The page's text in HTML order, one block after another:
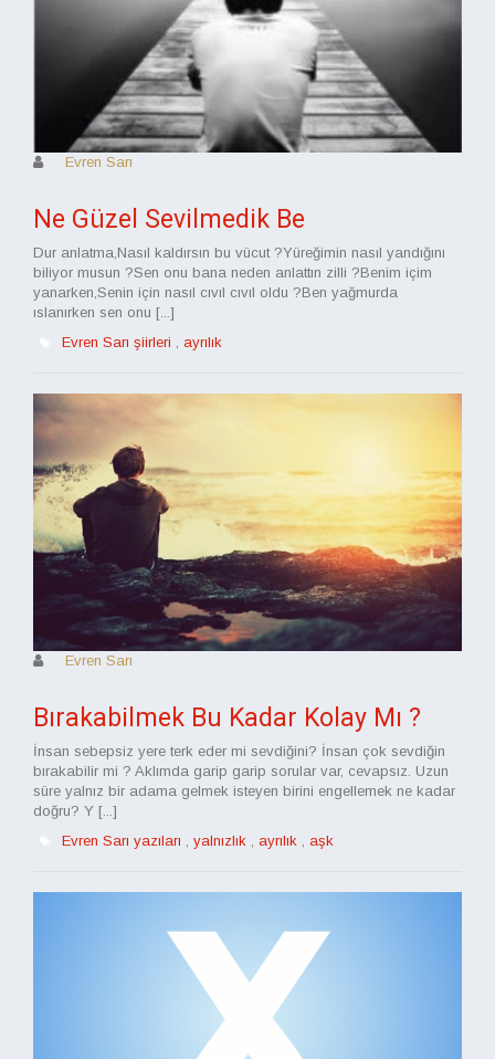
Evren Sarı
Ne Güzel Sevilmedik Be
Dur anlatma,Nasıl kaldırsın bu vücut ?Yüreğimin nasıl yandığını
biliyor musun ?Sen onu bana neden anlattın zilli ?Benim içim
yanarken,Senin için nasıl cıvıl cıvıl oldu ?Ben yağmurda
ıslanırken sen onu [...]
Evren Sarı şiirleri
ayrılık
Evren Sarı
Bırakabilmek Bu Kadar Kolay Mı ?
İnsan sebepsiz yere terk eder mi sevdiğini? İnsan çok sevdiğin
bırakabilir mi ? Aklımda garip garip sorular var, cevapsız. Uzun
süre yalnız bir adama gelmek isteyen birini engellemek ne kadar
doğru? Y [...]
Evren Sarı yazıları
yalnızlık ayrılık aşk